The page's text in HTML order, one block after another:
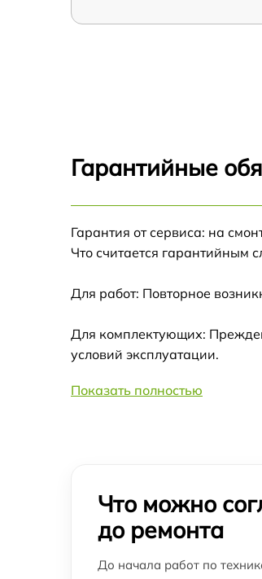
Гарантийные
Гарантия от сервиса: на
Что считается гарантийным
Для работ: Повторное
Для комплектующих:
условий эксплуатации.
Показать полностью
Что можно
до ремонта
До начала работ по